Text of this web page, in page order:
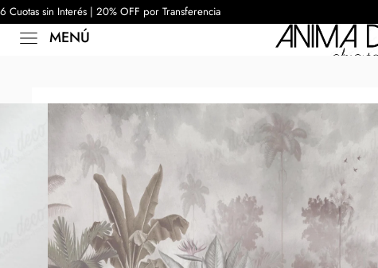
6 Cuotas sin Interés | 20% OFF por Transferencia
MENÚ